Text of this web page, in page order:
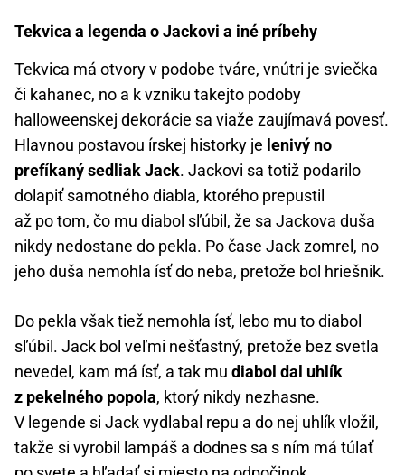
Tekvica a legenda o Jackovi a iné príbehy
Tekvica má otvory v podobe tváre, vnútri je sviečka
či kahanec, no a k vzniku takejto podoby
halloweenskej dekorácie sa viaže zaujímavá povesť.
Hlavnou postavou írskej historky je lenivý no
prefíkaný sedliak Jack. Jackovi sa totiž podarilo
dolapiť samotného diabla, ktorého prepustil
až po tom, čo mu diabol sľúbil, že sa Jackova duša
nikdy nedostane do pekla. Po čase Jack zomrel, no
jeho duša nemohla ísť do neba, pretože bol hriešnik.
Do pekla však tiež nemohla ísť, lebo mu to diabol
sľúbil. Jack bol veľmi nešťastný, pretože bez svetla
nevedel, kam má ísť, a tak mu diabol dal uhlík
z pekelného popola, ktorý nikdy nezhasne.
V legende si Jack vydlabal repu a do nej uhlík vložil,
takže si vyrobil lampáš a dodnes sa s ním má túlať